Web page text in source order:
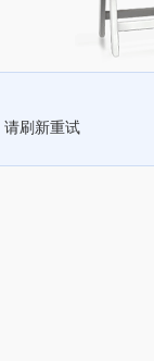
请刷新重试